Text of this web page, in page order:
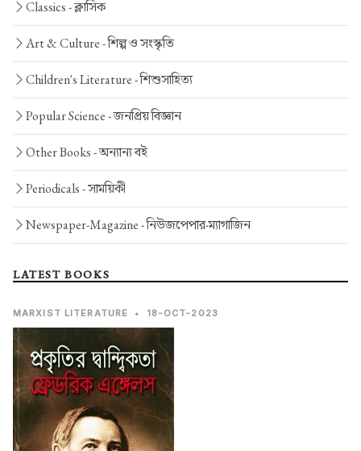
Classics -ক্লাসিক
Art & Culture -শিল্প ও সংস্কৃতি
Children's Literature -শিশুসাহিত্য
Popular Science -জনপ্রিয় বিজ্ঞান
Other Books -অন্যান্য বই
Periodicals -সাময়িকী
Newspaper-Magazine -নিউজপেপার-ম্যাগাজিন
LATEST BOOKS
MARXIST LITERATURE • 18-OCT-2023